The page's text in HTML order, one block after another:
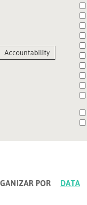
Accountability
POR DATA